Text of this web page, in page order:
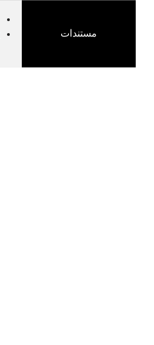
مستندات